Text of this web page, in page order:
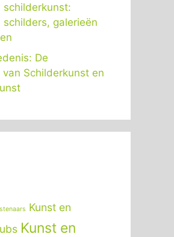
schilderkunst:
galerieën
De
Schilderkunst en
Kunst en
Kunst en